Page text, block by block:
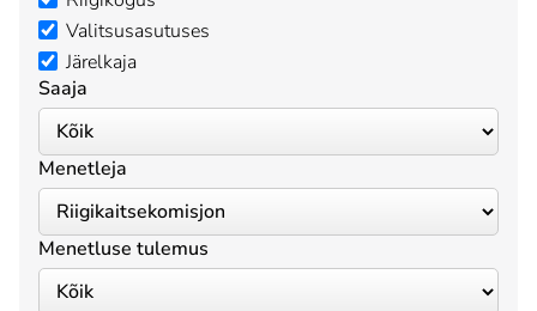
Valitsusasutuses
Järelkaja
Saaja
Menetleja
Menetluse tulemus